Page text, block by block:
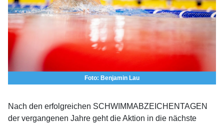
Foto: Benjamin Lau
Nach den erfolgreichen SCHWIMMABZEICHENTAGEN
der vergangenen Jahre geht die Aktion in die nächste